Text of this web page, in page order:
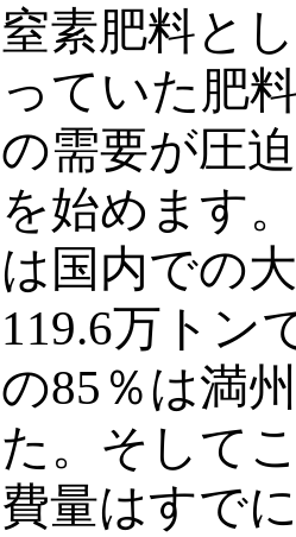
窒素肥料と
っていた肥
の需要が圧
を始めます
は国内での
119.6万トン
の85 ％は満
た。そして
費量はすで